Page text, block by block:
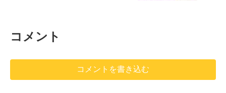
コメント
コメントを書き込む